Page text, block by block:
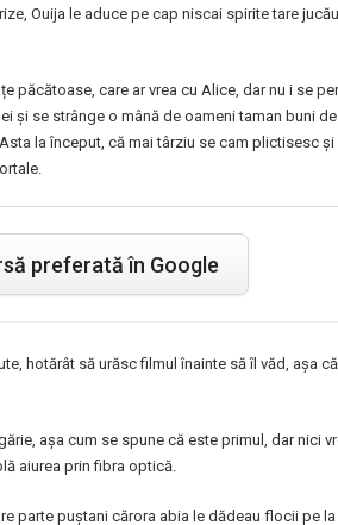
Ouija le aduce pe cap niscai spirite tare
păcătoase, care ar vrea cu Alice, dar nu i se
și se strânge o mână de oameni taman buni de
la început, că mai târziu se cam plictisesc și
preferată în Google
hotărât să urăsc filmul înainte să îl văd, așa că
așa cum se spune că este primul, dar nici
aiurea prin fibra optică.
parte puștani cărora abia le dădeau flocii pe la